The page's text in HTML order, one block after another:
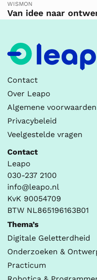
WISMON
Van idee naar
Contact
Over Leapo
Algemene voorwaarden
Privacybeleid
Veelgestelde vragen
Contact
Leapo
030-237 2100
info@leapo.nl
KvK 90054709
BTW NL865196163B01
Thema’s
Digitale Geletterdheid
Onderzoeken &
Practicum